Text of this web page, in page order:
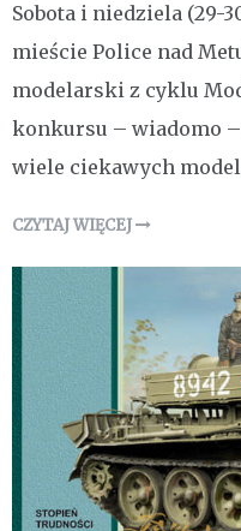
Sobota i niedziela (29-
mieście Police nad
modelarski z cyklu
konkursu – wiadomo
wiele ciekawych
CZYTAJ WIĘCEJ